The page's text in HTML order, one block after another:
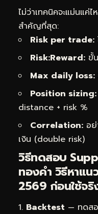
ไม่ว่าเทคนิคจะแม่นแ
สำคัญที่สุด:
Risk per trade:
Risk:Reward: ขั้
Max daily loss:
Position sizing:
distance + risk %
Correlation: อ
เงิน (double risk)
วิธีทดสอบ
ทองคำ วิธีหาแ
2569 ก่อนใช้จริ
Backtest — ทดส